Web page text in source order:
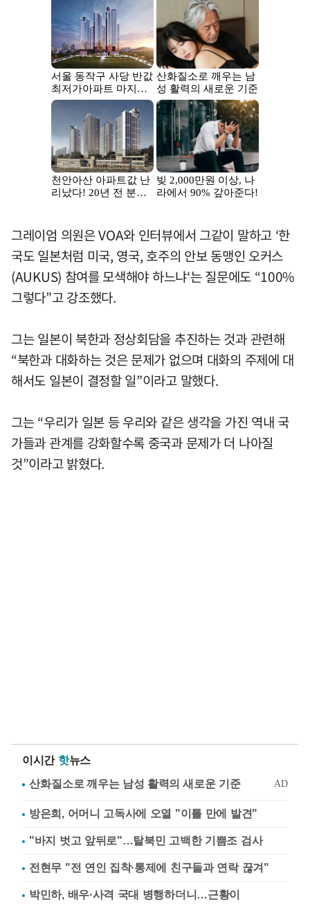
그레이엄 의원은 VOA와 인터뷰에서 그같이 말하고 ‘한
국도 일본처럼 미국, 영국, 호주의 안보 동맹인 오커스
(AUKUS) 참여를 모색해야 하느냐‘는 질문에도 “100%
그렇다”고 강조했다.
그는 일본이 북한과 정상회담을 추진하는 것과 관련해
“북한과 대화하는 것은 문제가 없으며 대화의 주제에 대
해서도 일본이 결정할 일”이라고 말했다.
그는 “우리가 일본 등 우리와 같은 생각을 가진 역내 국
가들과 관계를 강화할수록 중국과 문제가 더 나아질
것”이라고 밝혔다.
이시간 핫뉴스
방은희, 어머니 고독사에 오열 "이틀 만에 발견"
"바지 벗고 앞뒤로"…탈북민 고백한 기쁨조 검사
전현무 "전 연인 집착·통제에 친구들과 연락 끊겨"
박민하, 배우·사격 국대 병행하더니…근황이